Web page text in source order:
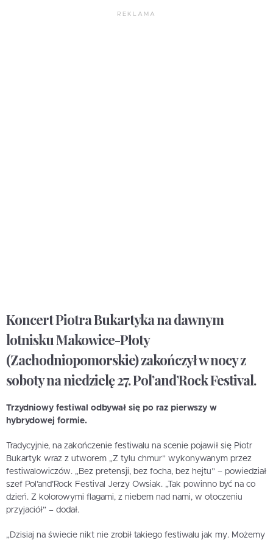
REKLAMA
Koncert Piotra Bukartyka na dawnym
lotnisku Makowice-Płoty
(Zachodniopomorskie) zakończył w nocy z
soboty na niedzielę 27. Pol’and’Rock Festival.
Trzydniowy festiwal odbywał się po raz pierwszy w
hybrydowej formie.
Tradycyjnie, na zakończenie festiwalu na scenie pojawił się Piotr
Bukartyk wraz z utworem „Z tylu chmur” wykonywanym przez
festiwalowiczów. „Bez pretensji, bez focha, bez hejtu” – powiedział
szef Pol’and’Rock Festival Jerzy Owsiak. „Tak powinno być na co
dzień. Z kolorowymi flagami, z niebem nad nami, w otoczeniu
przyjaciół” – dodał.
„Dzisiaj na świecie nikt nie zrobił takiego festiwalu jak my. Możemy